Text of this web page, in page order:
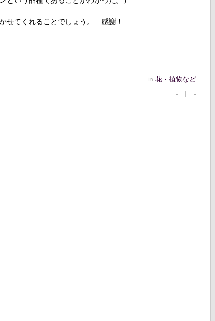
せてくれることでしょう。 感謝！
in 花・植物など
- | -